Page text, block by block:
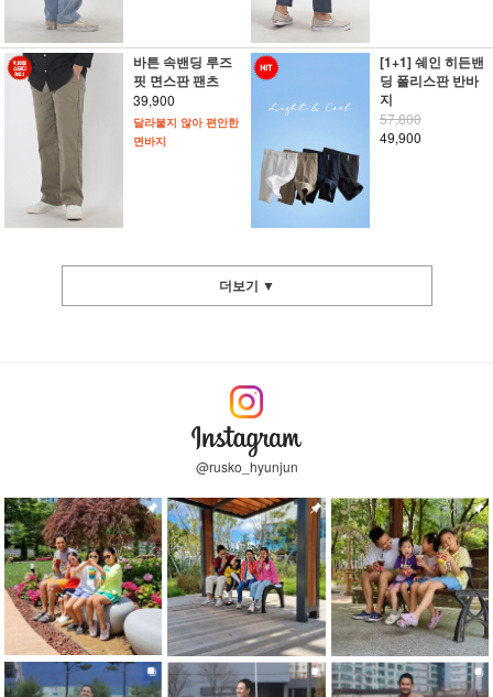
바튼 속밴딩 루즈
핏 면스판 팬츠
39,900
달라붙지 않아 편안한
면바지
[1+1] 쉐인 히든밴
딩 폴리스판 반바
지
57,800
49,900
더보기 ▼
@rusko_hyunjun